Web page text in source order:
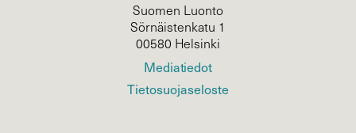
Suomen Luonto
Sörnäistenkatu 1
00580 Helsinki
Mediatiedot
Tietosuojaseloste